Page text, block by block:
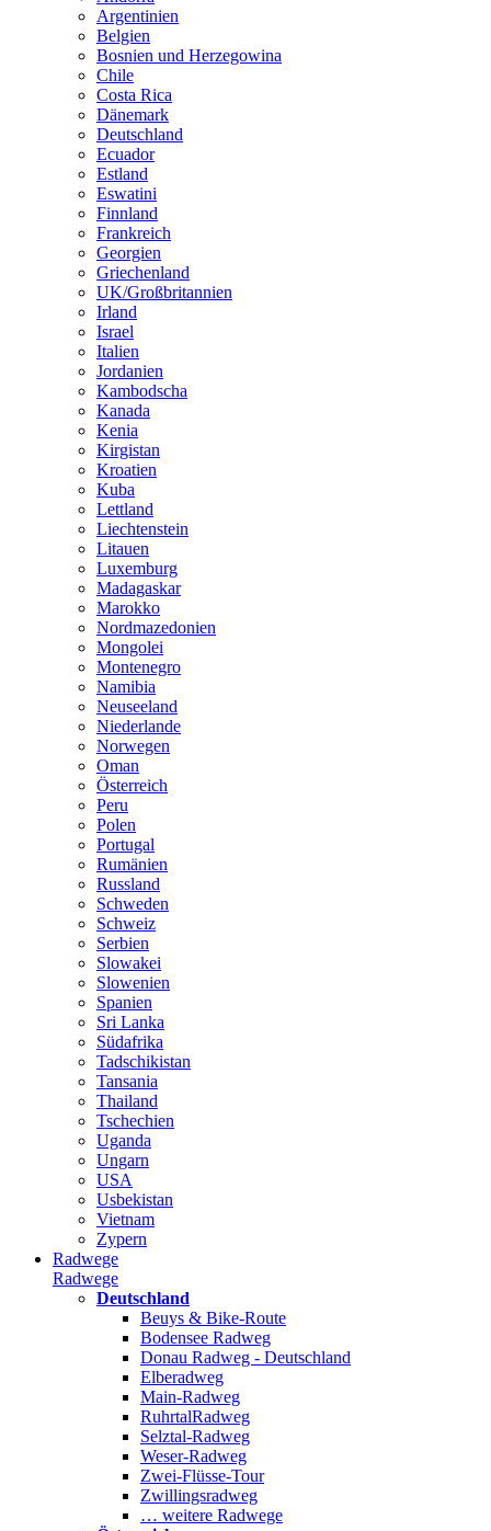
Argentinien
Belgien
Bosnien und Herzegowina
Chile
Costa Rica
Dänemark
Deutschland
Ecuador
Estland
Eswatini
Finnland
Frankreich
Georgien
Griechenland
UK/Großbritannien
Irland
Israel
Italien
Jordanien
Kambodscha
Kanada
Kenia
Kirgistan
Kroatien
Kuba
Lettland
Liechtenstein
Litauen
Luxemburg
Madagaskar
Marokko
Nordmazedonien
Mongolei
Montenegro
Namibia
Neuseeland
Niederlande
Norwegen
Oman
Österreich
Peru
Polen
Portugal
Rumänien
Russland
Schweden
Schweiz
Serbien
Slowakei
Slowenien
Spanien
Sri Lanka
Südafrika
Tadschikistan
Tansania
Thailand
Tschechien
Uganda
Ungarn
USA
Usbekistan
Vietnam
Zypern
Radwege
Radwege
Deutschland
Beuys & Bike-Route
Bodensee Radweg
Donau Radweg - Deutschland
Elberadweg
Main-Radweg
RuhrtalRadweg
Selztal-Radweg
Weser-Radweg
Zwei-Flüsse-Tour
Zwillingsradweg
… weitere Radwege